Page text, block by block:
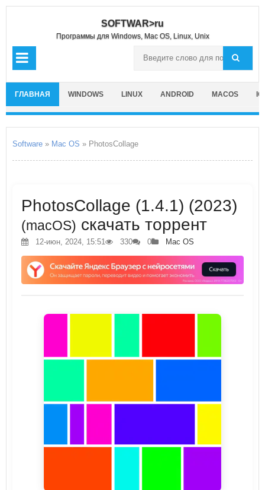
SOFTWAR>ru
Программы для Windows, Mac OS, Linux, Unix
ГЛАВНАЯ WINDOWS LINUX ANDROID MACOS
Software » Mac OS » PhotosCollage
PhotosCollage (1.4.1) (2023)
(macOS) скачать торрент
12-июн, 2024, 15:51 330 0 Mac OS